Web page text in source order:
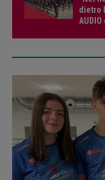
dietro
AUDIO